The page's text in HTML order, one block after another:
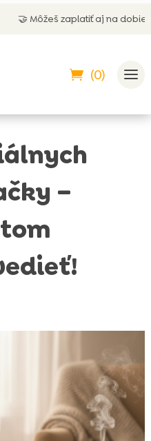
aj na dobierku
(0)
–